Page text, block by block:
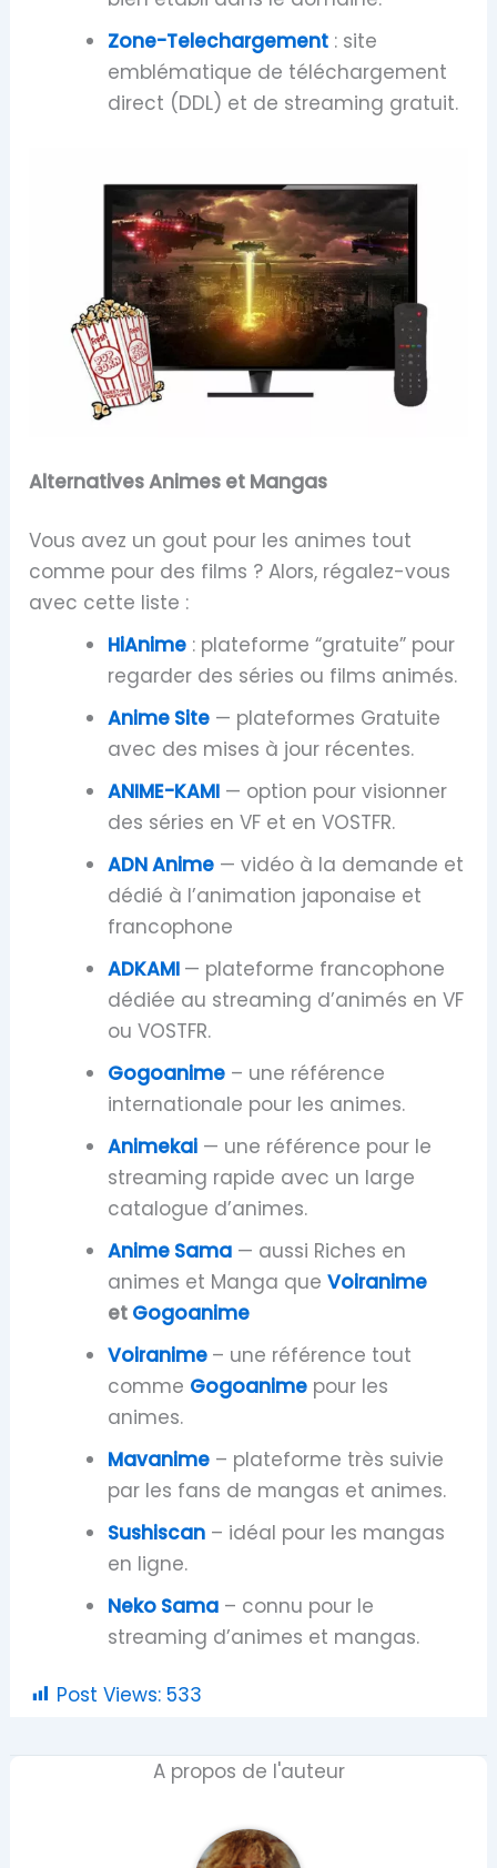
Zone-Telechargement : site
emblématique de téléchargement
direct (DDL) et de streaming gratuit.
Alternatives Animes et Mangas
Vous avez un gout pour les animes tout
comme pour des films ? Alors, régalez-vous
avec cette liste :
HiAnime : plateforme “gratuite” pour
regarder des séries ou films animés.
Anime Site — plateformes Gratuite
avec des mises à jour récentes.
ANIME-KAMI — option pour visionner
des séries en VF et en VOSTFR.
ADN Anime — vidéo à la demande et
dédié à l’animation japonaise et
francophone
ADKAMI — plateforme francophone
dédiée au streaming d’animés en VF
ou VOSTFR.
Gogoanime – une référence
internationale pour les animes.
Animekai — une référence pour le
streaming rapide avec un large
catalogue d’animes.
Anime Sama — aussi Riches en
animes et Manga queVoiranime
et Gogoanime
Voiranime – une référence tout
comme Gogoanime pour les
animes.
Mavanime – plateforme très suivie
par les fans de mangas et animes.
Sushiscan – idéal pour les mangas
en ligne.
Neko Sama – connu pour le
streaming d’animes et mangas.
Post Views: 533
A propos de l'auteur